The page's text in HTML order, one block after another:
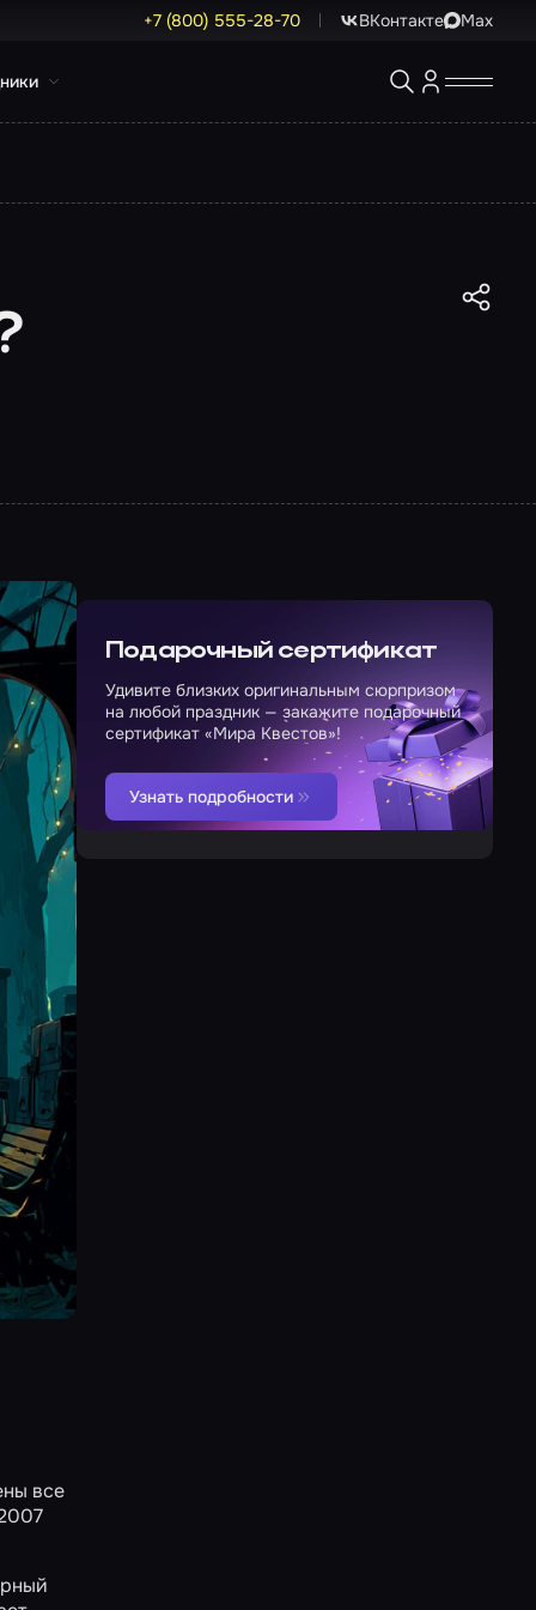
+7 (800) 555-28-70 ВКонтакте Max
все
Подарочный сертификат
Удивите близких оригинальным сюрпризом
на любой праздник — закажите подарочный
сертификат «Мира Квестов»!
Узнать подробности